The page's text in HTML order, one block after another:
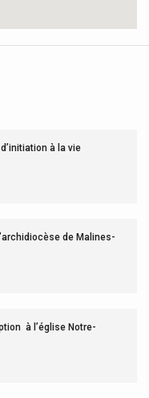
à la vie
de Malines-
à l’église Notre-